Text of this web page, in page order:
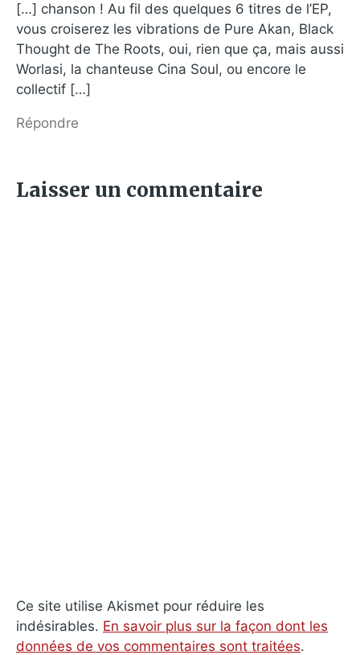
[…] chanson ! Au fil des quelques 6 titres de l’EP,
vous croiserez les vibrations de Pure Akan, Black
Thought de The Roots, oui, rien que ça, mais aussi
Worlasi, la chanteuse Cina Soul, ou encore le
collectif […]
Répondre
Laisser un commentaire
Ce site utilise Akismet pour réduire les
indésirables. En savoir plus sur la façon dont les
données de vos commentaires sont traitées.